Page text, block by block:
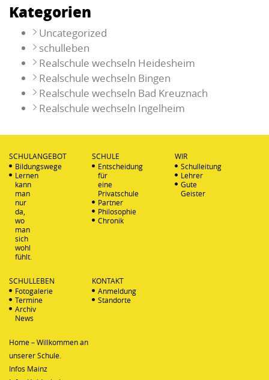
Kategorien
Uncategorized
schulleben
Realschule wechseln Heidesheim
Realschule wechseln Bingen
Realschule wechseln Bad Kreuznach
Realschule wechseln Ingelheim
SCHULANGEBOT
Bildungswege
Lernen
kann
man
nur
da,
wo
man
sich
wohl
fühlt.
SCHULE
Entscheidung
für
eine
Privatschule
Partner
Philosophie
Chronik
WIR
Schulleitung
Lehrer
Gute
Geister
SCHULLEBEN
Fotogalerie
Termine
Archiv
News
KONTAKT
Anmeldung
Standorte
Home – Willkommen an
unserer Schule.
Infos Mainz